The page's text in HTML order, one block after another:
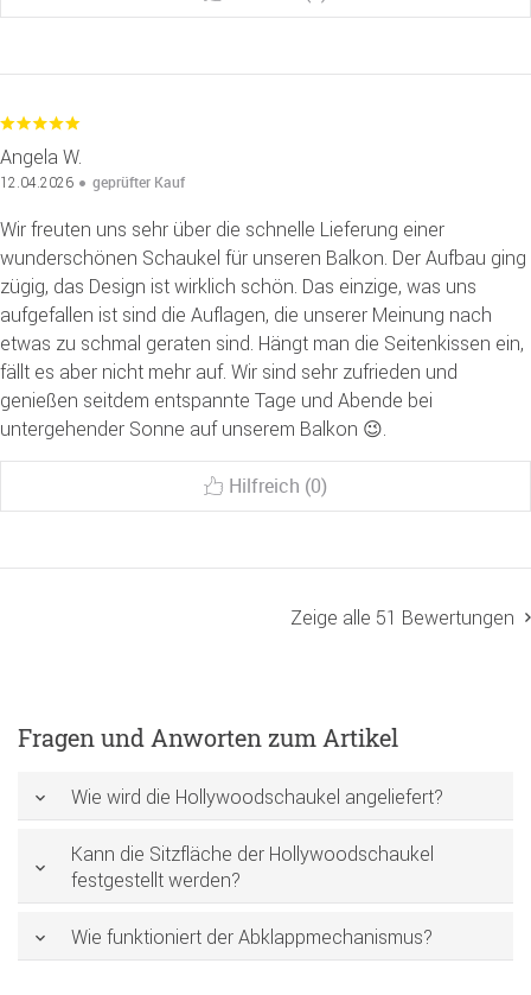
Angela W.
12.04.2026 geprüfter Kauf
Wir freuten uns sehr über die schnelle Lieferung einer
wunderschönen Schaukel für unseren Balkon. Der Aufbau ging
zügig, das Design ist wirklich schön. Das einzige, was uns
aufgefallen ist sind die Auflagen, die unserer Meinung nach
etwas zu schmal geraten sind. Hängt man die Seitenkissen ein,
fällt es aber nicht mehr auf. Wir sind sehr zufrieden und
genießen seitdem entspannte Tage und Abende bei
untergehender Sonne auf unserem Balkon 😉.
Hilfreich (0)
Zeige alle 51 Bewertungen
Fragen und Anworten zum Artikel
Wie wird die Hollywoodschaukel angeliefert?
Kann die Sitzfläche der Hollywoodschaukel
festgestellt werden?
Wie funktioniert der Abklappmechanismus?